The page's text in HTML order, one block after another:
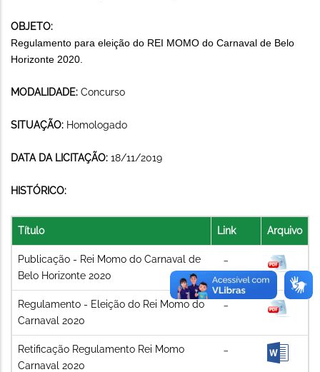
OBJETO:
Regulamento para eleição do REI MOMO do Carnaval de Belo
Horizonte 2020.
MODALIDADE: Concurso
SITUAÇÃO: Homologado
DATA DA LICITAÇÃO: 18/11/2019
HISTÓRICO:
Título Link Arquivo
Publicação - Rei Momo do Carnaval de
Belo Horizonte 2020
Regulamento - Eleição do Rei Momo do
Carnaval 2020
Retificação Regulamento Rei Momo
Carnaval 2020